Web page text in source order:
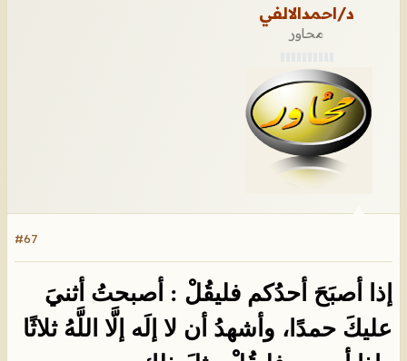
د/احمدالالفي
محاور
#67
إذا أصبَحَ أحدُكم فليقُلْ : أصبحتُ أثنيَ
عليكَ حمدًا، وأشهدُ أن لا إلَه إلَّا اللَّهُ ثلاثًا